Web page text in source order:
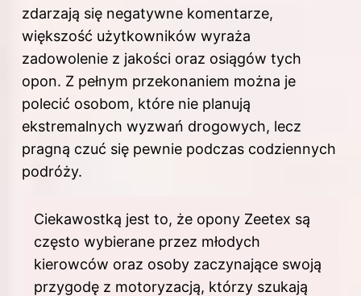
zdarzają się negatywne komentarze,
większość użytkowników wyraża
zadowolenie z jakości oraz osiągów tych
opon. Z pełnym przekonaniem można je
polecić osobom, które nie planują
ekstremalnych wyzwań drogowych, lecz
pragną czuć się pewnie podczas codziennych
podróży.
Ciekawostką jest to, że opony Zeetex są
często wybierane przez młodych
kierowców oraz osoby zaczynające swoją
przygodę z motoryzacją, którzy szukają